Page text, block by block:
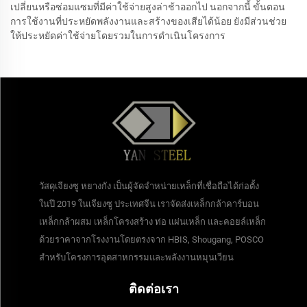
เปลี่ยนหรือซ่อมแซมที่มีค่าใช้จ่ายสูงล่าช้าออกไป นอกจากนี้ ขั้นตอน
การใช้งานที่ประหยัดพลังงานและสร้างของเสียได้น้อย ยังมีส่วนช่วย
ให้ประหยัดค่าใช้จ่ายโดยรวมในการดำเนินโครงการ
วัสดุเจียงซู หยางกัง เป็นผู้จัดจำหน่ายเหล็กที่เชื่อถือได้ก่อตั้ง
ในปี 2019 ในเจียงซู ประเทศจีน เราจัดส่งเหล็กกล้าคาร์บอน
เหล็กกล้าผสม เหล็กโครงสร้าง ท่อ แผ่นเหล็ก และคอยล์เหล็ก
ด้วยราคาจากโรงงานโดยตรงจาก HBIS, Shougang, POSCO
สำหรับโครงการอุตสาหกรรมและพลังงานหมุนเวียน
ติดต่อเรา